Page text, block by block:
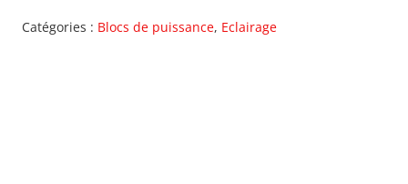
Catégories : Blocs de puissance, Eclairage